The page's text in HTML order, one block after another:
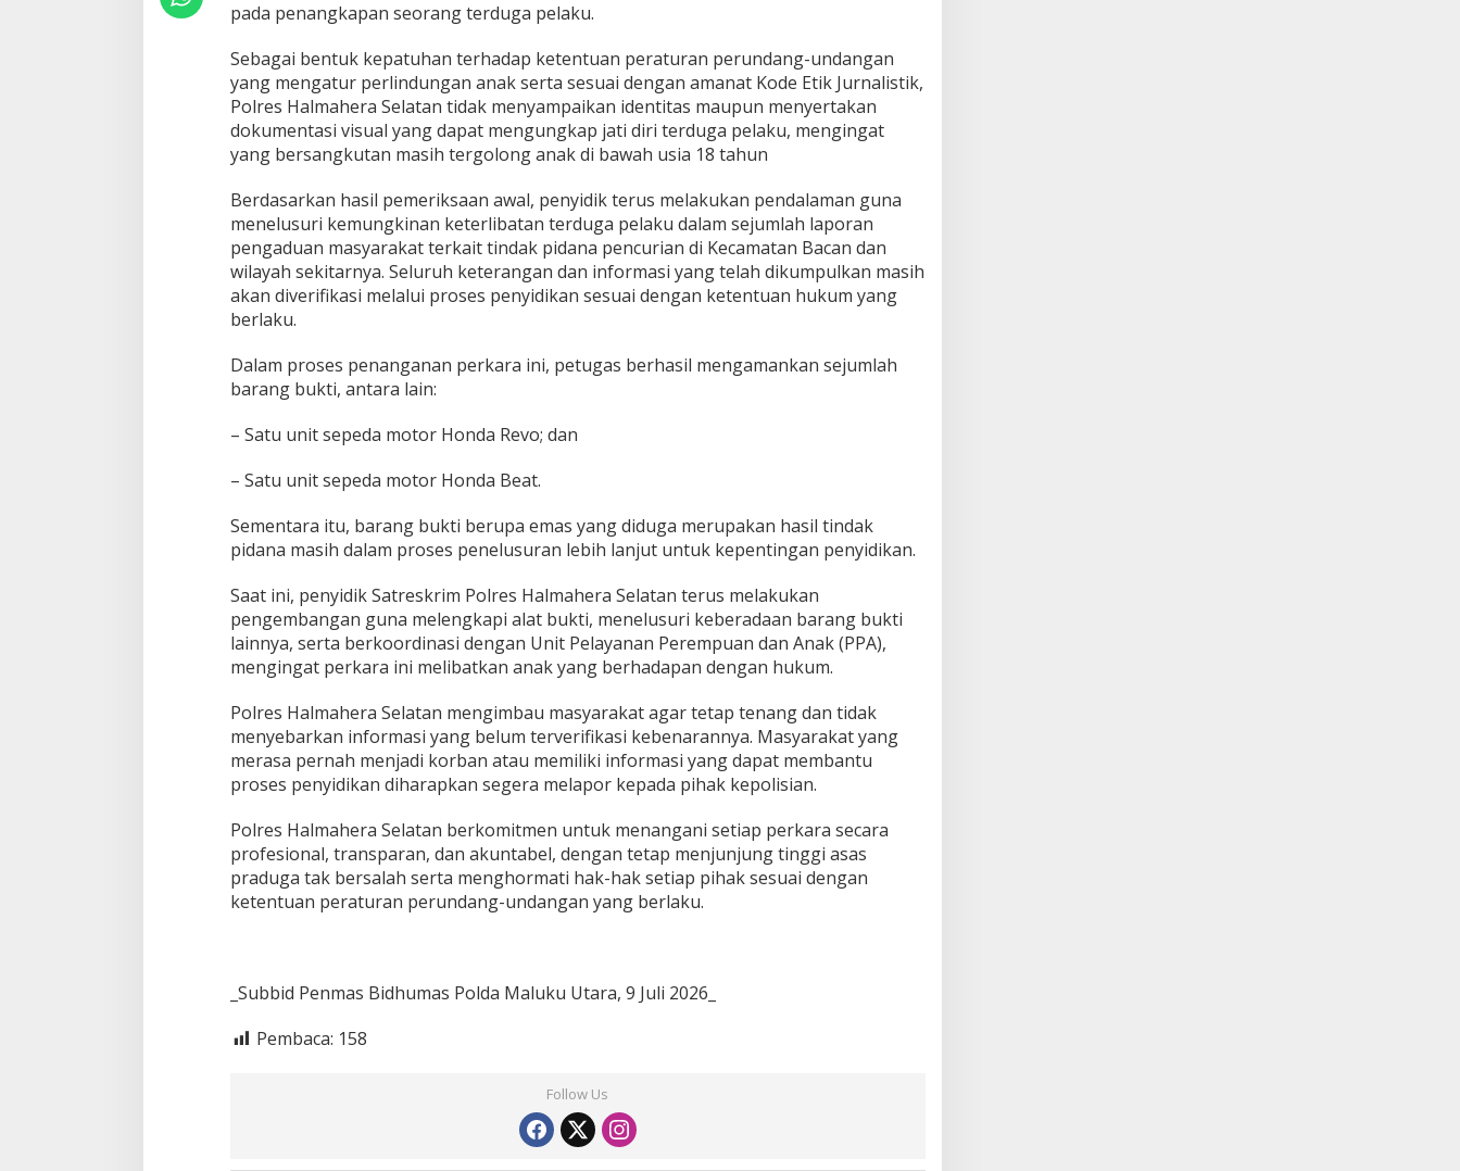
e
u
m
a
h
B
r
a
g
B
u
D
i
i
a
pada penangkapan seorang terduga pelaku.
Sebagai bentuk kepatuhan terhadap ketentuan peraturan perundang-undangan
yang mengatur perlindungan anak serta sesuai dengan amanat Kode Etik Jurnalistik,
Polres Halmahera Selatan tidak menyampaikan identitas maupun menyertakan
dokumentasi visual yang dapat mengungkap jati diri terduga pelaku, mengingat
yang bersangkutan masih tergolong anak di bawah usia 18 tahun
Berdasarkan hasil pemeriksaan awal, penyidik terus melakukan pendalaman guna
menelusuri kemungkinan keterlibatan terduga pelaku dalam sejumlah laporan
pengaduan masyarakat terkait tindak pidana pencurian di Kecamatan Bacan dan
wilayah sekitarnya. Seluruh keterangan dan informasi yang telah dikumpulkan masih
akan diverifikasi melalui proses penyidikan sesuai dengan ketentuan hukum yang
berlaku.
Dalam proses penanganan perkara ini, petugas berhasil mengamankan sejumlah
barang bukti, antara lain:
– Satu unit sepeda motor Honda Revo; dan
– Satu unit sepeda motor Honda Beat.
Sementara itu, barang bukti berupa emas yang diduga merupakan hasil tindak
pidana masih dalam proses penelusuran lebih lanjut untuk kepentingan penyidikan.
Saat ini, penyidik Satreskrim Polres Halmahera Selatan terus melakukan
pengembangan guna melengkapi alat bukti, menelusuri keberadaan barang bukti
lainnya, serta berkoordinasi dengan Unit Pelayanan Perempuan dan Anak (PPA),
mengingat perkara ini melibatkan anak yang berhadapan dengan hukum.
Polres Halmahera Selatan mengimbau masyarakat agar tetap tenang dan tidak
menyebarkan informasi yang belum terverifikasi kebenarannya. Masyarakat yang
merasa pernah menjadi korban atau memiliki informasi yang dapat membantu
proses penyidikan diharapkan segera melapor kepada pihak kepolisian.
Polres Halmahera Selatan berkomitmen untuk menangani setiap perkara secara
profesional, transparan, dan akuntabel, dengan tetap menjunjung tinggi asas
praduga tak bersalah serta menghormati hak-hak setiap pihak sesuai dengan
ketentuan peraturan perundang-undangan yang berlaku.
_Subbid Penmas Bidhumas Polda Maluku Utara, 9 Juli 2026_
Pembaca: 158
Follow Us